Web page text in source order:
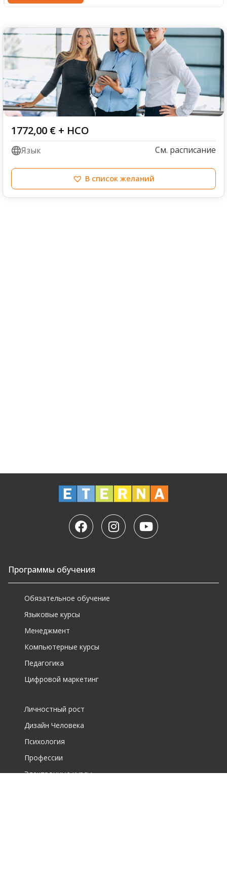
1772,00 € + НСО
Язык См. расписание
В список желаний
Программы обучения
Обязательное обучение
Языковые курсы
Менеджмент
Компьютерные курсы
Педагогика
Цифровой маркетинг
Личностный рост
Дизайн Человека
Психология
Профессии
Электронные курсы